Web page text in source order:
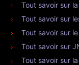
Tout savoir sur
Tout savoir sur
Tout savoir sur
Tout savoir sur
Tout savoir sur